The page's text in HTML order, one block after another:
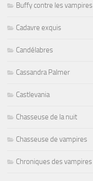
Buffy contre les vampires
Cadavre exquis
Candélabres
Cassandra Palmer
Castlevania
Chasseuse de la nuit
Chasseuse de vampires
Chroniques des vampires